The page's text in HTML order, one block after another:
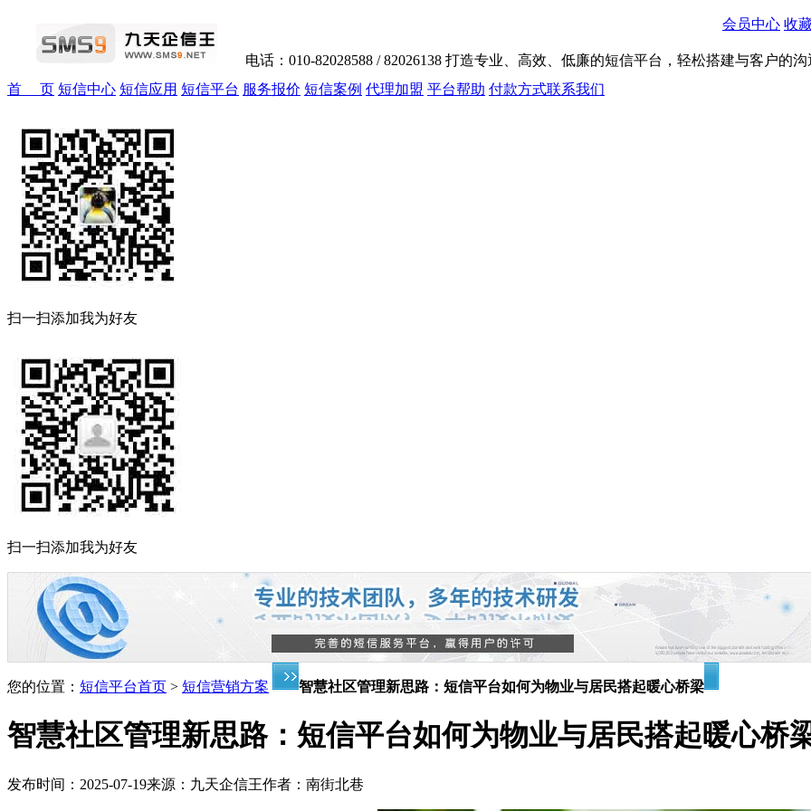
会员中心 收
电话：010-82028588 / 82026138 打造专业、高效、低廉的短信平台，轻松搭建与客户的沟
首 页 短信中心 短信应用 短信平台 服务报价 短信案例 代理加盟 平台帮助 付款方式联系我们
扫一扫添加我为好友
扫一扫添加我为好友
您的位置： 短信平台首页 > 短信营销方案 智慧社区管理新思路：短信平台如何为物业与居民搭起暖心桥梁
智慧社区管理新思路：短信平台如何为物业与居民搭起暖心桥
发布时间： 2025-07-19来源： 九天企信王作者： 南街北巷